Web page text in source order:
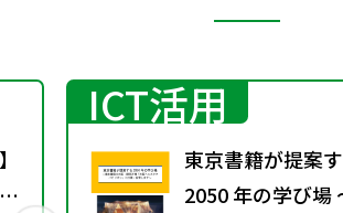
ICT活用
東京書籍が提案
2050 年の学び場